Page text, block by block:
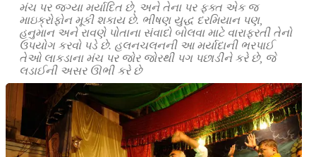
મંચ પર જગ્યા મર્યાદિત છે, અને તેના પર ફક્ત એક જ
માઇક્રોફોન મૂકી શકાય છે. ભીષણ યુદ્ધ દરમિયાન પણ,
હનુમાન અને રાવણે પોતાના સંવાદો બોલવા માટે વારાફરતી તેનો
ઉપયોગ કરવો પડે છે. હલનચલનની આ મર્યાદાની ભરપાઈ
તેઓ લાકડાના મંચ પર જોર જોરથી પગ પછાડીને કરે છે, જે
લડાઈની અસર ઊભી કરે છે